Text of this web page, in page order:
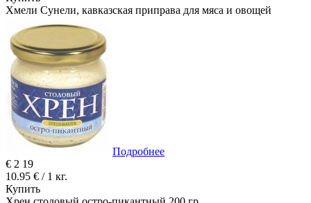
Хмели Сунели, кавказская приправа для мяса и овощей
Подробнее
€ 2 19
10.95 € / 1 кг.
Купить